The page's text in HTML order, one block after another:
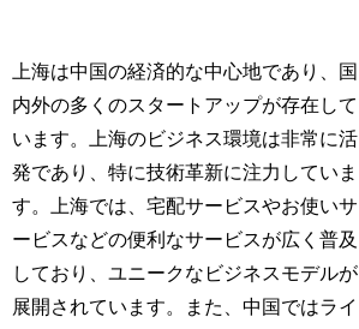
上海は中国の経済的な中心地であり、国
内外の多くのスタートアップが存在して
います。上海のビジネス環境は非常に活
発であり、特に技術革新に注力していま
す。上海では、宅配サービスやお使いサ
ービスなどの便利なサービスが広く普及
しており、ユニークなビジネスモデルが
展開されています。また、中国ではライ